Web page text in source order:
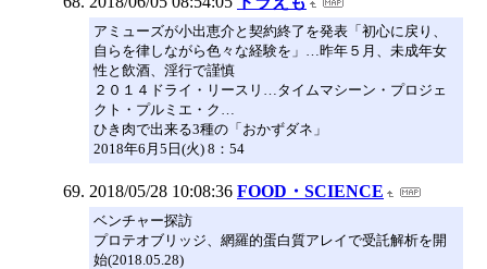
アミューズが小出恵介と契約終了を発表「初心に戻り、
自らを律しながら色々な経験を」…昨年５月、未成年女
性と飲酒、淫行で謹慎
２０１４ドライ・リースリ…タイムマシーン・プロジェ
クト・プルミエ・ク…
ひき肉で出来る3種の「おかずダネ」
2018年6月5日(火) 8：54
2018/05/28 10:08:36 FOOD・SCIENCE
ベンチャー探訪
プロテオブリッジ、網羅的蛋白質アレイで受託解析を開
始(2018.05.28)